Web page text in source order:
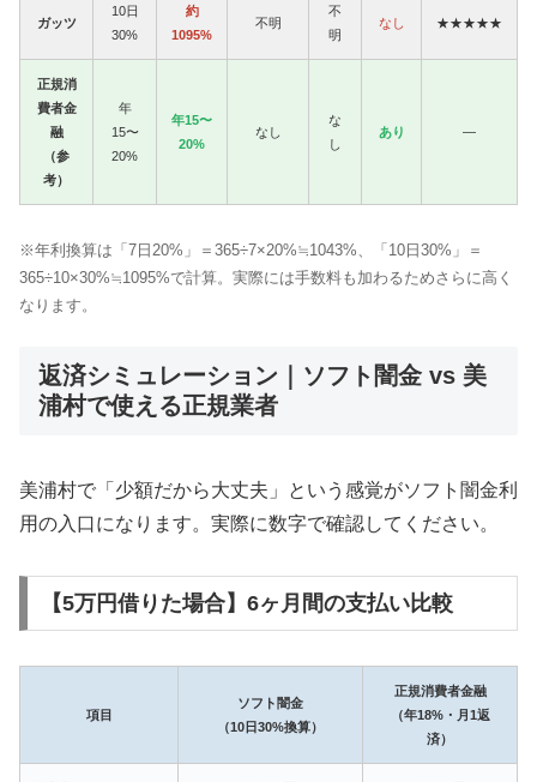
ガッツ
10日
30%
約
1095%
不明
不
明
なし ★★★★★
正規消
費者金
融
（参
考）
年
15〜
20%
年15〜
20%
なし
な
し
あり —
※年利換算は「7日20%」＝365÷7×20%≒1043%、「10日30%」＝
365÷10×30%≒1095%で計算。実際には手数料も加わるためさらに高く
なります。
返済シミュレーション｜ソフト闇金 vs 美
浦村で使える正規業者
美浦村で「少額だから大丈夫」という感覚がソフト闇金利
用の入口になります。実際に数字で確認してください。
【5万円借りた場合】6ヶ月間の支払い比較
項目
ソフト闇金
（10日30%換算）
正規消費者金融
（年18%・月1返
済）